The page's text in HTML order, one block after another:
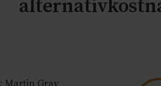
: Martin Gray